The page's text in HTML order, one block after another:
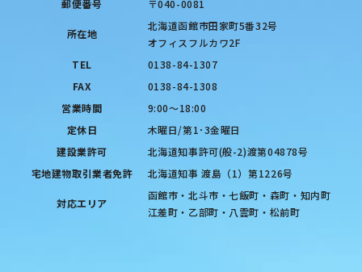
郵便番号
〒040-0081
所在地
北海道函館市田家町5番32号
オフィスフルカワ2F
TEL
0138-84-1307
FAX
0138-84-1308
営業時間
9:00〜18:00
定休日
木曜日/第1･3金曜日
建設業許可
北海道知事許可(般-2)渡第04878号
宅地建物取引業者免許
北海道知事 渡島（1）第1226号
対応エリア
函館市・北斗市・七飯町・森町・知内町
江差町・乙部町・八雲町・松前町